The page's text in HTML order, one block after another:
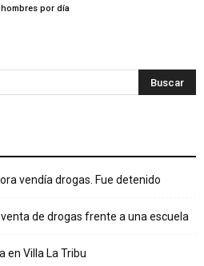
por día
vendía drogas. Fue detenido
de drogas frente a una escuela
en Villa La Tribu